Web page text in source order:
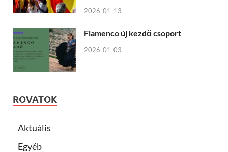
2026-01-13
Flamenco új kezdő csoport
2026-01-03
ROVATOK
Aktuális
Egyéb